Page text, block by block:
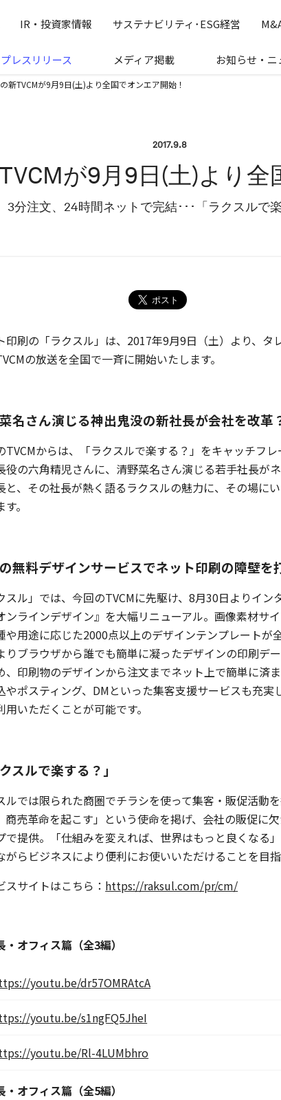
公式企業サイトです
IR・投資家情報 サステナビリティ･ESG経営
プレスリリース メディア掲載 お知らせ・ニ
新TVCMが9月9日(土)より全国でオンエア開始！
2017.9.8
が9月9日(土)より全
3分注文、24時間ネットで完結･･･「ラクスルで楽
印刷の「ラクスル」は、2017年9月9日（土）より、
の放送を全国で一斉に開始いたします。
名さん演じる神出鬼没の新社長が会社を改革
TVCMからは、「ラクスルで楽する？」をキャッチフ
役の六角精児さんに、清野菜名さん演じる若手社長が
と、その社長が熱く語るラクスルの魅力に、その場に
。
無料デザインサービスでネット印刷の障壁を
スル」では、今回のTVCMに先駆け、8月30日よりイ
ンラインデザイン』を大幅リニューアル。画像素材サ
や用途に応じた2000点以上のデザインテンプレート
りブラウザから誰でも簡単に凝ったデザインの印刷デ
、印刷物のデザインから注文までネット上で簡単に済
やポスティング、DMといった集客支援サービスも充
用いただくことが可能です。
クスルで楽する？」
ルでは限られた商圏でチラシを使って集客・販促活動
商売革命を起こす」という使命を掲げ、会社の販促に
で提供。「仕組みを変えれば、世界はもっと良くなる
がらビジネスにより便利にお使いいただけることを目
スサイトはこちら： https://raksul.com/pr/cm/
・オフィス篇（全3編）
youtu.be/dr57OMRAtcA
youtu.be/s1ngFQ5JheI
youtu.be/Rl-4LUMbhro
・オフィス篇（全5編）